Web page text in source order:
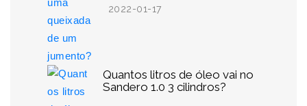
2022-01-17
Quantos litros de óleo vai no
Sandero 1.0 3 cilindros?